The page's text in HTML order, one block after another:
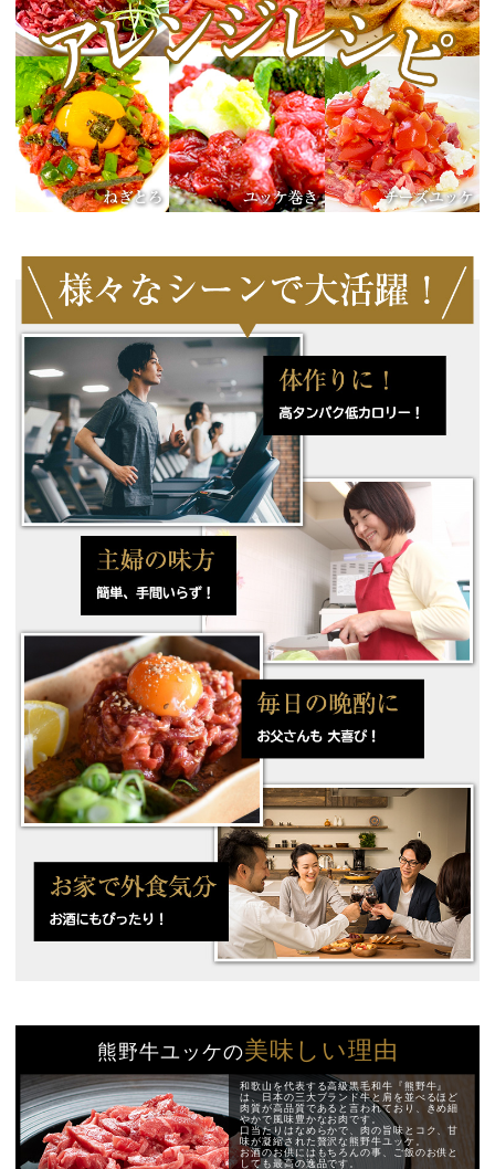
熊野牛ユッケの美味しい理由
和歌山を代表する高級黒毛和牛『熊野牛』
は、日本の三大ブランド牛と肩を並べるほど
肉質が高品質であると言われており、きめ細
やかで風味豊かなお肉です。
口当たりはなめらかで、肉の旨味とコク、甘
味が凝縮された贅沢な熊野牛ユッケ。
お酒のお供にはもちろんの事、ご飯のお供と
しても最高の逸品です。